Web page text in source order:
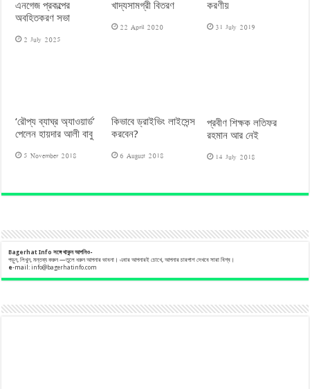
এনগেজ প্রকল্পের
অবহিতকরণ সভা
2 July 2025
খাদ্যসামগ্রী বিতরণ
22 April 2020
করণীয়
31 July 2019
‘রৌপ্য ব্যাঘ্র অ্যাওয়ার্ড’
পেলেন হায়দার আলী বাবু
5 November 2018
কিভাবে ড্রাইভিং লাইসেন্স
করবেন?
6 August 2018
প্রবীণ শিক্ষক লতিফর
রহমান আর নেই
14 July 2018
Bagerhat Info সঙ্গেথাকুনআপনিও-
পড়ুন, লিখুন, মন্তব্য করুন —তুলে ধরুন আপনার ভাবনা। এবার আপনারই চোখে, আপনার চারপাশ দেখবে সারা বিশ্ব।
e-mail:info@bagerhatinfo.com